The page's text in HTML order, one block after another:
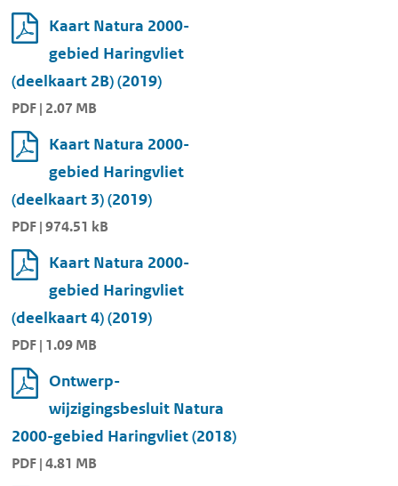
Kaart Natura 2000-
gebied Haringvliet
(deelkaart 2B) (2019)
PDF | 2.07 MB
Kaart Natura 2000-
gebied Haringvliet
(deelkaart 3) (2019)
PDF | 974.51 kB
Kaart Natura 2000-
gebied Haringvliet
(deelkaart 4) (2019)
PDF | 1.09 MB
Ontwerp-
wijzigingsbesluit Natura
2000-gebied Haringvliet (2018)
PDF | 4.81 MB